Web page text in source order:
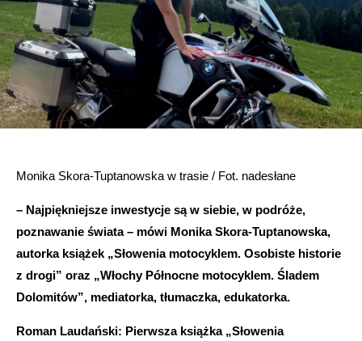
Monika Skora-Tuptanowska w trasie / Fot. nadesłane
– Najpiękniejsze inwestycje są w siebie, w podróże,
poznawanie świata – mówi Monika Skora-Tuptanowska,
autorka książek „Słowenia motocyklem. Osobiste historie
z drogi” oraz „Włochy Północne motocyklem. Śladem
Dolomitów”, mediatorka, tłumaczka, edukatorka.
Roman Laudański: Pierwsza książka „Słowenia